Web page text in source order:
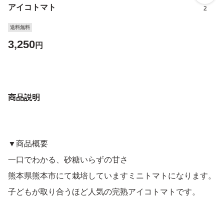
アイコトマト 2
送料無料
3,250円
商品説明
▼商品概要
一口でわかる、砂糖いらずの甘さ
熊本県熊本市にて栽培していますミニトマトになります。
子どもが取り合うほど人気の完熟アイコトマトです。